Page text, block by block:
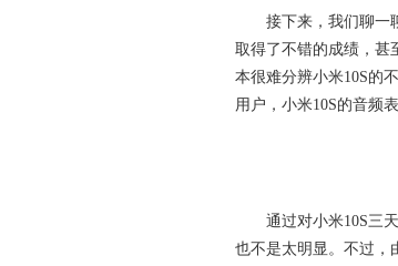
接下来，我们聊一聊
取得了不错的成绩，甚
本很难分辨小米10S的
用户，小米10S的音频
通过对小米10S三天
也不是太明显。不过，